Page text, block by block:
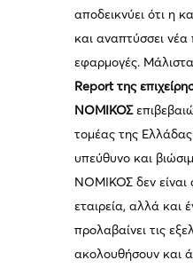
αποδεικνύει ότι η
και αναπτύσσει νέα
εφαρμογές.
Report της
ΝΟΜΙΚΟΣ
τομέας της Ελλάδας
υπεύθυνο και
ΝΟΜΙΚΟΣ δεν είναι
εταιρεία, αλλά και
προλαβαίνει τις
ακολουθήσουν και